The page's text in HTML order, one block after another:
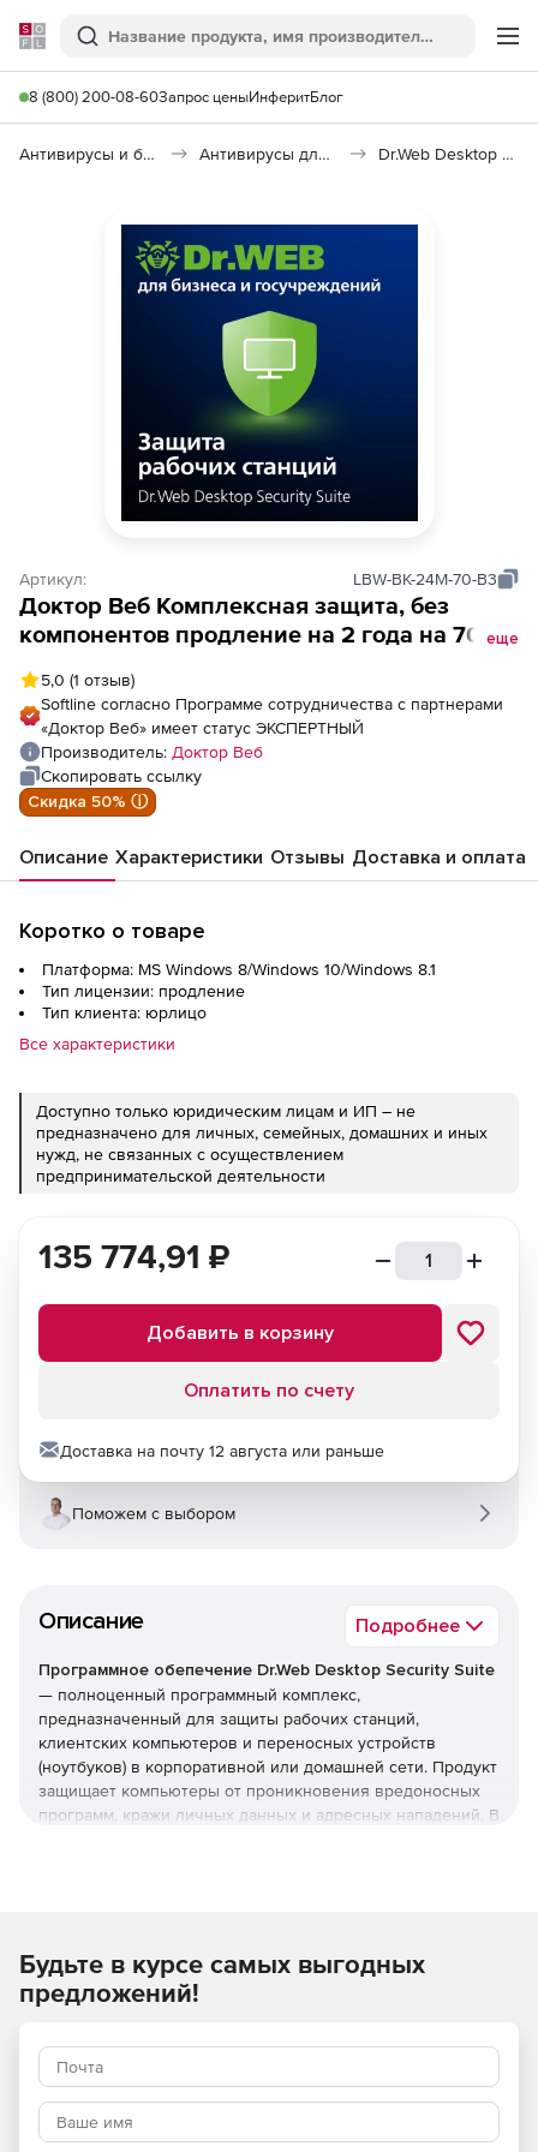
Softline
Поиск
8 (800) 200-08-60Запрос ценыИнферитБлог
Антивирусы и безопасность Антивирусы для организаций Dr.Web Desktop Security Suite
Артикул: LBW-BK-24M-70-B3
Доктор Веб Комплексная защита, без
компонентов продление на 2 года на 70
еще
5,0 (1 отзыв)
Softline согласно Программе сотрудничества с партнерами
«Доктор Веб» имеет статус ЭКСПЕРТНЫЙ
Производитель: Доктор Веб
Скопировать ссылку
Скидка 50% ⓘ
Описание Характеристики Отзывы Доставка и оплата
Коротко о товаре
Платформа: MS Windows 8/Windows 10/Windows 8.1
Тип лицензии: продление
Тип клиента: юрлицо
Все характеристики
Доступно только юридическим лицам и ИП – не
предназначено для личных, семейных, домашних и иных
нужд, не связанных с осуществлением
предпринимательской деятельности
Описание Подробнее
Программное обепечение Dr.Web Desktop Security Suite
— полноценный программный комплекс,
предназначенный для защиты рабочих станций,
клиентских компьютеров и переносных устройств
(ноутбуков) в корпоративной или домашней сети. Продукт
защищает компьютеры от проникновения вредоносных
программ, кражи личных данных и адресных нападений. В
Преимущества Dr.Web Desktop
Наличие сертификатов
Dr.Web Desktop Security Suite имеет сертификаты
соответствия ФСТЭК России и ФСБ. Это означает, что
135 774,91 ₽
Добавить в корзину
Оплатить по счету
Доставка на почту 12 августа или раньше
Поможем с выбором
Будьте в курсе самых выгодных
предложений!